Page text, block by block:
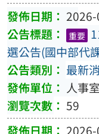
重要
選公告(國中部代
最新
人事室
59